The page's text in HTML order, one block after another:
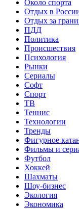
Около спорта
Отдых в
Отдых за
ПДД
Политика
Происшествия
Психология
Рынки
Сериалы
Софт
Спорт
ТВ
Теннис
Технологии
Тренды
Фигурное
Фильмы и
Футбол
Хоккей
Шахматы
Шоу-бизнес
Экология
Экономика